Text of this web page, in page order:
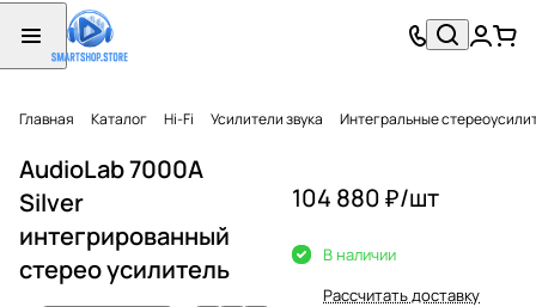
Главная Каталог Hi-Fi Усилители звука Интегральные
AudioLab 7000A
Silver
интегрированный
стерео усилитель
104 880 ₽/шт
В наличии
Рассчитать доставку